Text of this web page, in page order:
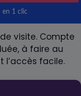
visite. Compte
à faire au
l’accès facile.